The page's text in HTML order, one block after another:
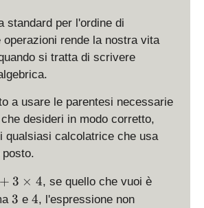
standard per l'ordine di
operazioni rende la nostra vita
si tratta di scrivere
a usare le parentesi necessarie
desideri in modo corretto,
qualsiasi calcolatrice che usa
posto.
+ 3 × 4, se quello che vuoi è
3
3 e 4
4, l'espressione non